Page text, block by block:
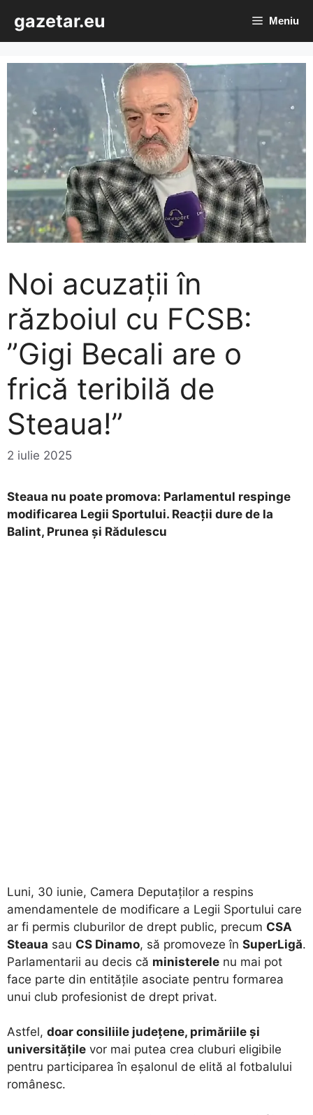
conținut
gazetar.eu Meniu
Noi acuzații în
războiul cu FCSB:
”Gigi Becali are o
frică teribilă de
Steaua!”
2 iulie 2025
Steaua nu poate promova: Parlamentul respinge
modificarea Legii Sportului. Reacții dure de la
Balint, Prunea și Rădulescu
Luni, 30 iunie, Camera Deputaților a respins
amendamentele de modificare a Legii Sportului care
ar fi permis cluburilor de drept public, precum CSA
Steaua sau CS Dinamo, să promoveze în SuperLigă.
Parlamentarii au decis că ministerele nu mai pot
face parte din entitățile asociate pentru formarea
unui club profesionist de drept privat.
Astfel, doar consiliile județene, primăriile și
universitățile vor mai putea crea cluburi eligibile
pentru participarea în eșalonul de elită al fotbalului
românesc.